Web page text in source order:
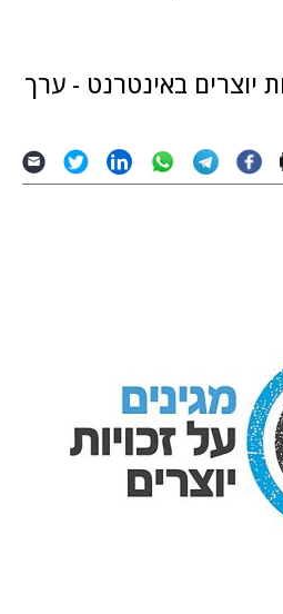
יוצרים באינטרנט - ערך